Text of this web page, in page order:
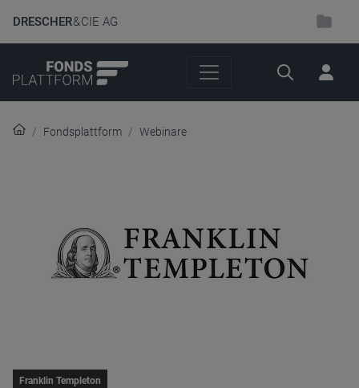
DRESCHER& CIE AG
Suche
Fondsplattform Webinare
Franklin Templeton